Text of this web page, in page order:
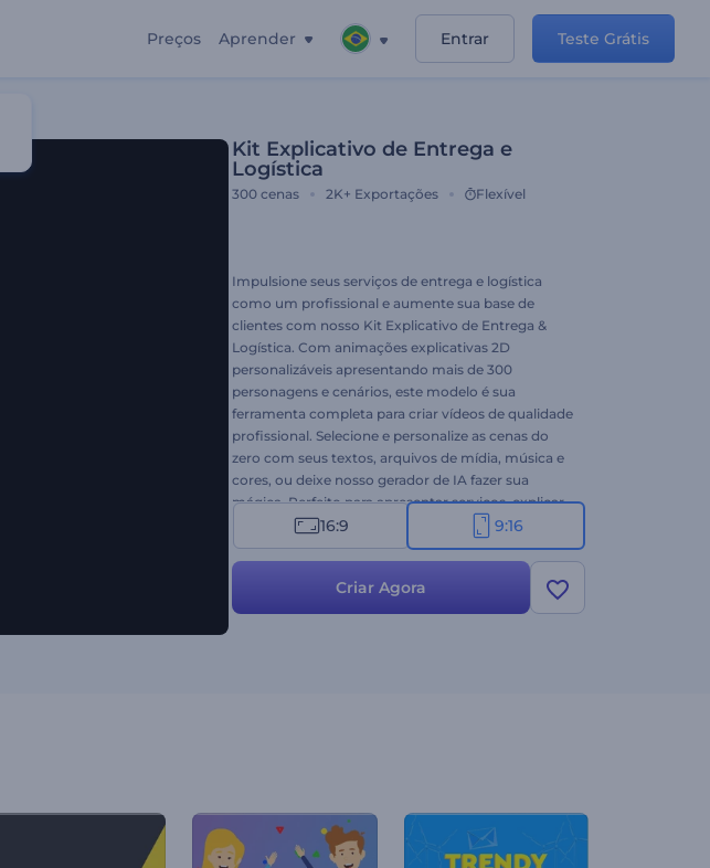
Preços Aprender Entrar Teste Grátis
Kit Explicativo de Entrega e
Logística
300 cenas 2K+ Exportações Flexível
Impulsione seus serviços de entrega e logística
como um profissional e aumente sua base de
clientes com nosso Kit Explicativo de Entrega &
Logística. Com animações explicativas 2D
personalizáveis apresentando mais de 300
personagens e cenários, este modelo é sua
ferramenta completa para criar vídeos de qualidade
profissional. Selecione e personalize as cenas do
zero com seus textos, arquivos de mídia, música e
cores, ou deixe nosso gerador de IA fazer sua
mágica. Perfeito para apresentar serviços, explicar
processos de entrega, promover ofertas especiais e
muitos outros projetos. Crie agora!
16:9 9:16
Criar Agora